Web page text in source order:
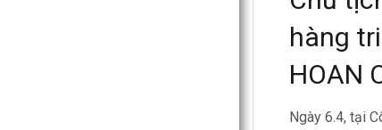
hàng
HOAN
Ngày 6.4, tại